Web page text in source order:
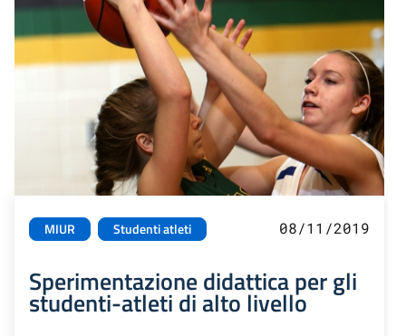
MIUR Studenti atleti 08/11/2019
Sperimentazione didattica per gli
studenti-atleti di alto livello